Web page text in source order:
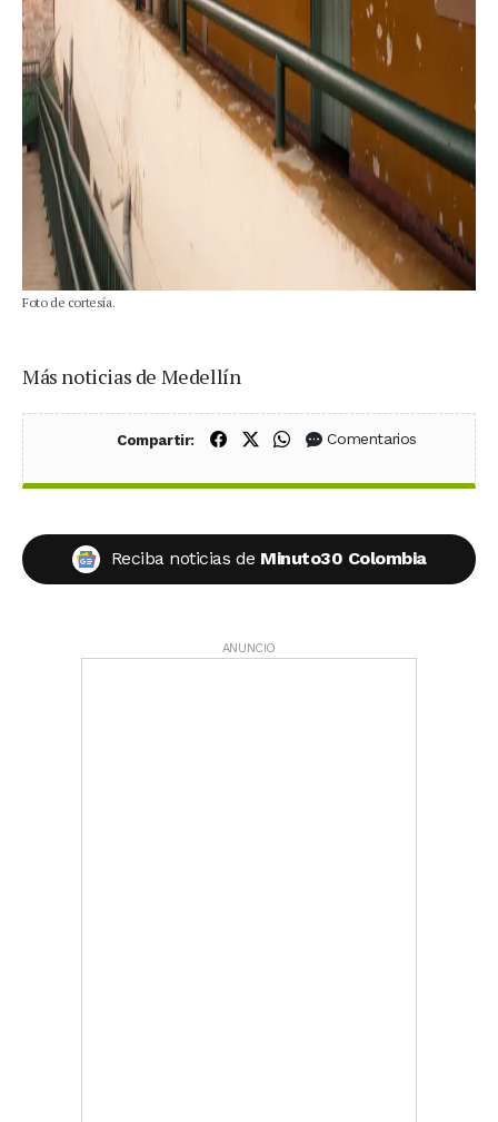
Foto de cortesía.
Más noticias de Medellín
Compartir: Compartir en Facebook
Compartir en X (Twitter)
Compartir en WhatsApp
Comentarios
Reciba noticias de Minuto30 Colombia
ANUNCIO